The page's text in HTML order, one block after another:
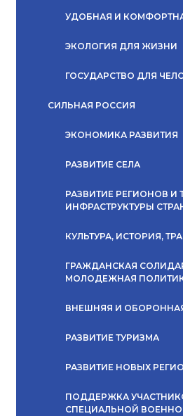
УДОБНАЯ И
ЭКОЛОГИЯ ДЛЯ ЖИЗНИ
ГОСУДАРСТВО ДЛЯ
СИЛЬНАЯ РОССИЯ
ЭКОНОМИКА РАЗВИТИЯ
РАЗВИТИЕ СЕЛА
РАЗВИТИЕ РЕГИОНОВ И
ИНФРАСТРУКТУРЫ
КУЛЬТУРА, ИСТОРИЯ,
ГРАЖДАНСКАЯ
МОЛОДЕЖНАЯ
ВНЕШНЯЯ И
РАЗВИТИЕ ТУРИЗМА
РАЗВИТИЕ НОВЫХ
ПОДДЕРЖКА
СПЕЦИАЛЬНОЙ